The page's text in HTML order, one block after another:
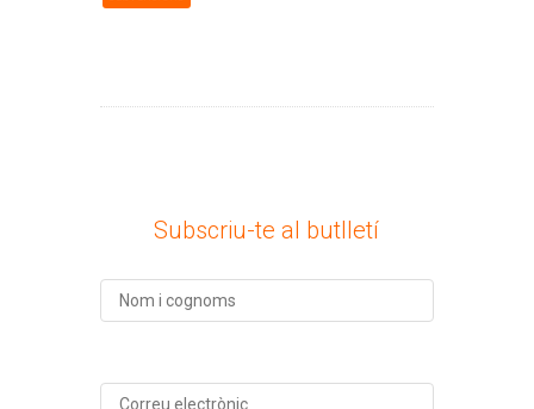
Subscriu-te al butlletí